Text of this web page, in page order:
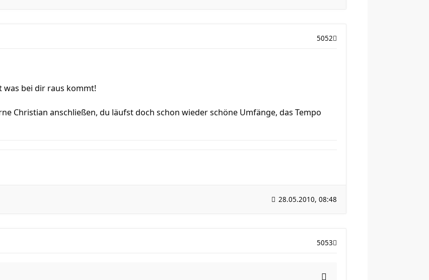
5052
was bei dir raus kommt!
Christian anschließen, du läufst doch schon wieder schöne Umfänge, das Tempo
28.05.2010, 08:48
5053